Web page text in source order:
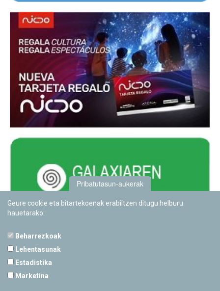
Pribatutasun-aukerak
Geure cookie eta bitartekoenak erabiltzen ditugu helburu
hauetarako:
Beharrezkoak
Lehentasunak
Estadistika
Marketina